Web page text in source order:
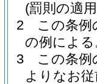
(罰則の適
2
この条
の例による
3
この条例
よりなお